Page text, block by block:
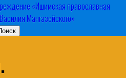
«Ишимская православная
Мангазейского»